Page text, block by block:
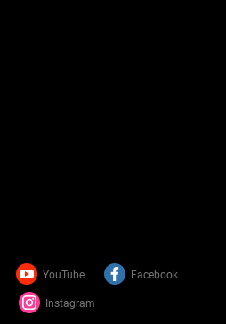
YouTube Facebook
Instagram